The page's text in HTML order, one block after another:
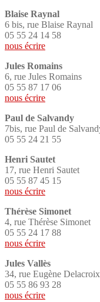
Blaise Raynal
6 bis, rue Blaise Raynal
05 55 24 14 58
nous écrire
Jules Romains
6, rue Jules Romains
05 55 87 17 06
nous écrire
Paul de Salvandy
7bis, rue Paul de
05 55 24 21 55
Henri Sautet
17, rue Henri Sautet
05 55 87 45 15
nous écrire
Thérèse Simonet
4, rue Thérèse Simonet
05 55 24 17 88
nous écrire
Jules Vallès
34, rue Eugène Delacroix
05 55 86 93 28
nous écrire